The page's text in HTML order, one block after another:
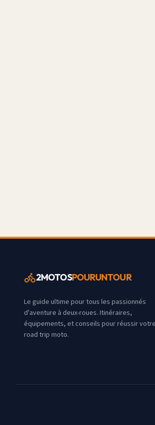
2MOTOSPOURUNTOUR
Le guide ultime pour tous les passionnés
d'aventure à deux-roues. Itinéraires,
équipements, et conseils pour réussir votre
road trip moto.